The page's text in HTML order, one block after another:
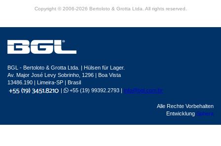
Copyright © 2006-2026 Bertoloto & Grotta Ltda. All rights reserved.
BGL - Bertoloto & Grotta Ltda. | Hülsen für Lager.
Av. Major José Levy Sobrinho, 1296 | Boa Vista
13486.190 | Limeira-SP | Brasil
|
+55 (19) 99392.2793 | info@bgl.com.br
Alle Rechte Vorbehalten
Entwicklung Sphera